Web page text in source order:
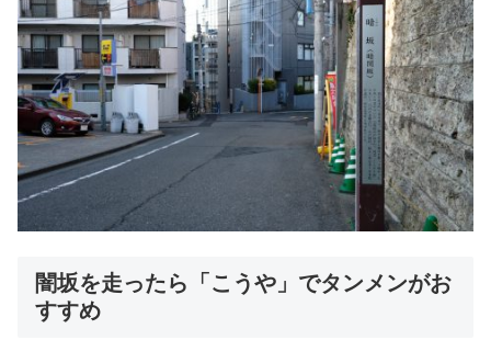
闇坂を走ったら「こうや」でタンメンがお
すすめ